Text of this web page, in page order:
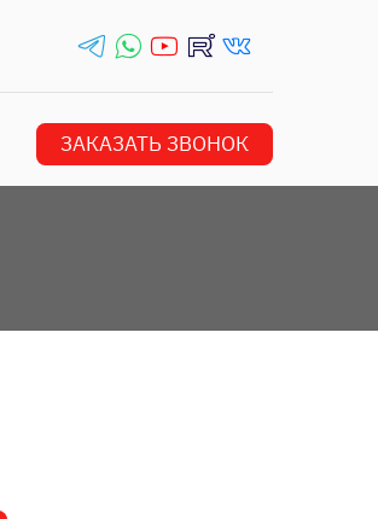
telegrams_in whatsapp_in youtube_in rutube_in vk_in
ЗАКАЗАТЬ ЗВОНОК